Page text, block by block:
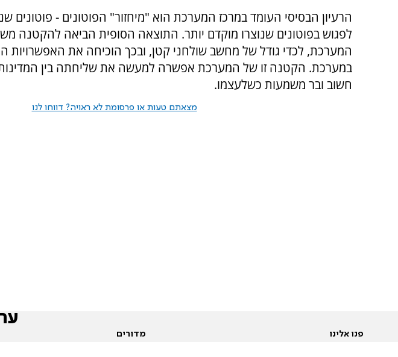
הרעיון הבסיסי העומד במרכז המערכת הוא "מיחזור" הפוטונים - פוטונים
לפגוש בפוטונים שנוצרו מוקדם יותר. התוצאה הסופית הביאה להקטנה
המערכת, לכדי גודל של מחשב שולחני קטן, ובכך הוכיחה את האפשרויות
במערכת. הקטנה זו של המערכת אפשרה למעשה את שליחתה בין
חשוב ובר משמעות כשלעצמו.
מצאתם טעות או פרסומת לא ראויה? דווחו לנו
פנו אלינו מדורים